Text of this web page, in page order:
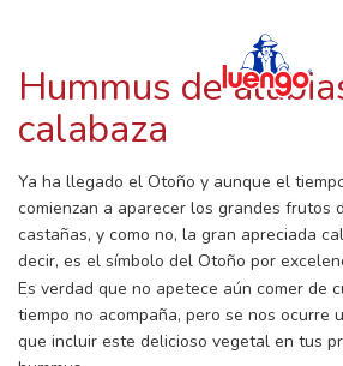
Hummus de
calabaza
Ya ha llegado el Otoño y aunque el
comienzan a aparecer los grandes frutos
castañas, y como no, la gran apreciada
decir, es el símbolo del Otoño por
Es verdad que no apetece aún comer de
tiempo no acompaña, pero se nos ocurre
que incluir este delicioso vegetal en tus